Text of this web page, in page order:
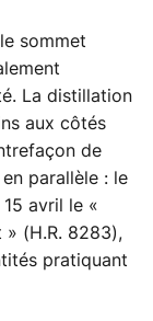
sommet
La distillation
aux côtés
de
parallèle : le
avril le «
» (H.R. 8283),
pratiquant